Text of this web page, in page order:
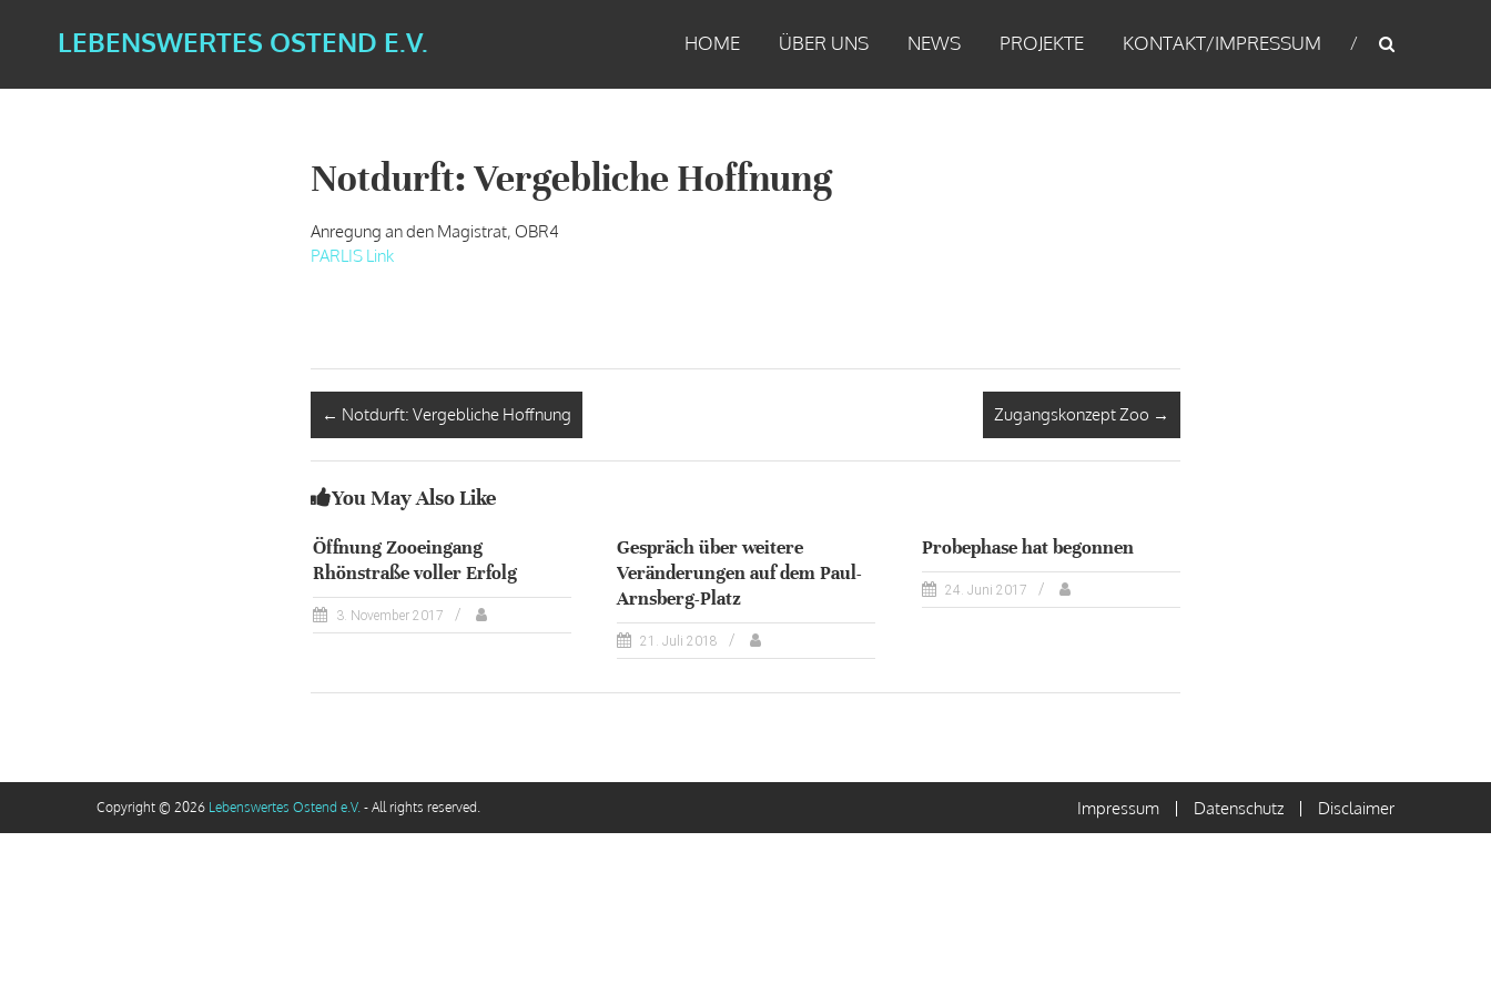
LEBENSWERTES OSTEND E.V. HOME ÜBER UNS NEWS PROJEKTE KONTAKT/IMPRESSUM
Notdurft: Vergebliche Hoffnung
Anregung an den Magistrat, OBR4
PARLIS Link
← Notdurft: Vergebliche Hoffnung Zugangskonzept Zoo →
You May Also Like
Öffnung Zooeingang
Rhönstraße voller Erfolg
3. November 2017
Gespräch über weitere
Veränderungen auf dem Paul-
Arnsberg-Platz
21. Juli 2018
Probephase hat begonnen
24. Juni 2017
Copyright © 2026 Lebenswertes Ostend e.V. - All rights reserved. Impressum Datenschutz Disclaimer